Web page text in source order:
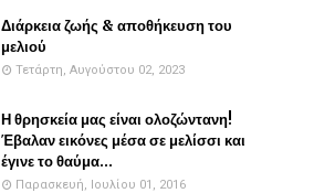
Διάρκεια ζωής & αποθήκευση του
μελιού
Τετάρτη, Αυγούστου 02, 2023
Η θρησκεία μας είναι ολοζώντανη!
Έβαλαν εικόνες μέσα σε μελίσσι και
έγινε το θαύμα...
Παρασκευή, Ιουλίου 01, 2016